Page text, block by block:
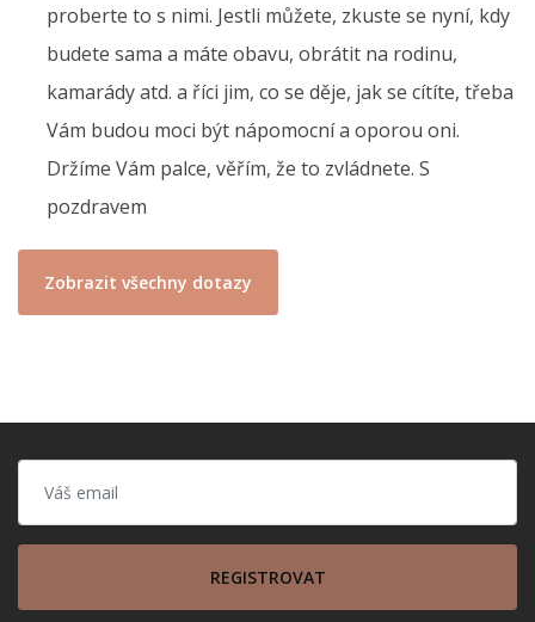
proberte to s nimi. Jestli můžete, zkuste se nyní, kdy
budete sama a máte obavu, obrátit na rodinu,
kamarády atd. a říci jim, co se děje, jak se cítíte, třeba
Vám budou moci být nápomocní a oporou oni.
Držíme Vám palce, věřím, že to zvládnete. S
pozdravem
Zobrazit všechny dotazy
REGISTROVAT